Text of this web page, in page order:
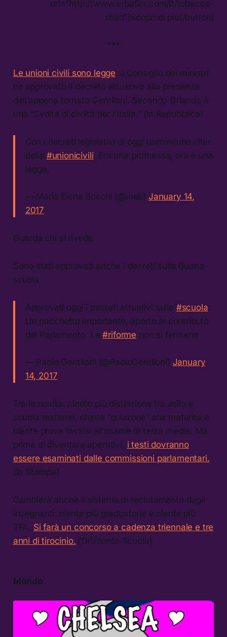
url=”http://www.erbaflor.com/it/tobacco-
road”]Scopri di più[/button]
***
Le unioni civili sono legge, il Consiglio dei ministri
ha approvato il decreto attuativo alla presenza
dell’appena tornato Gentiloni. Secondo Orlando è
una “Svolta di civiltà per l’Italia.” (la Repubblica)
Con i decreti legislativi di oggi terminiamo l'iter
delle #unionicivili. Era una promessa, ora è una
legge.
— Maria Elena Boschi (@meb) January 14,
2017
Guarda chi si rivede.
Sono stati approvati anche i decreti sulla Buona
scuola
Approvati oggi i decreti attuativi sulla #scuola.
Un pacchetto importante, aperto al contributo
del Parlamento. Le#riforme non si fermano
— Paolo Gentiloni (@PaoloGentiloni) January
14, 2017
Tra le novità: niente più distinzione tra asilo e
scuola materna, niente “quizzone” alla maturità e
niente prova Invalsi all’esame di terza media. Ma
prima di diventare operativi, i testi dovranno
essere esaminati dalle commissioni parlamentari.
(la Stampa)
Cambierà anche il sistema di reclutamento degli
insegnanti: niente più graduatorie e niente più
TFA. Si farà un concorso a cadenza triennale e tre
anni di tirocinio. (Orizzonte Scuola)
Mondo